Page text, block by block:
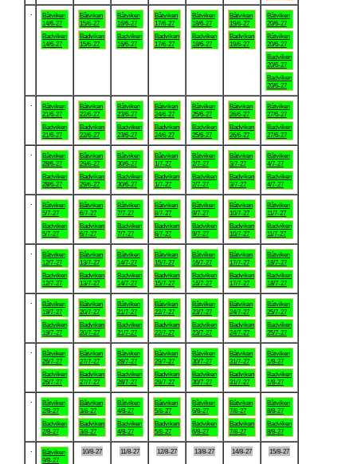
Båtviken
14/6-27
Badviken
14/6-27
Båtviken
15/6-27
Badviken
15/6-27
Båtviken
16/6-27
Badviken
16/6-27
Båtviken
17/6-27
Badviken
17/6-27
Båtviken
18/6-27
Badviken
18/6-27
Båtviken
19/6-27
Badviken
19/6-27
Båtviken
20/6-27
Båtviken
20/6-27
Badviken
20/6-27
Badviken
20/6-27
Båtviken
21/6-27
Badviken
21/6-27
Båtviken
22/6-27
Badviken
22/6-27
Båtviken
23/6-27
Badviken
23/6-27
Båtviken
24/6-27
Badviken
24/6-27
Båtviken
25/6-27
Badviken
25/6-27
Båtviken
26/6-27
Badviken
26/6-27
Båtviken
27/6-27
Badviken
27/6-27
Båtviken
28/6-27
Badviken
28/6-27
Båtviken
29/6-27
Badviken
29/6-27
Båtviken
30/6-27
Badviken
30/6-27
Båtviken
1/7-27
Badviken
1/7-27
Båtviken
2/7-27
Badviken
2/7-27
Båtviken
3/7-27
Badviken
3/7-27
Båtviken
4/7-27
Badviken
4/7-27
Båtviken
5/7-27
Badviken
5/7-27
Båtviken
6/7-27
Badviken
6/7-27
Båtviken
7/7-27
Badviken
7/7-27
Båtviken
8/7-27
Badviken
8/7-27
Båtviken
9/7-27
Badviken
9/7-27
Båtviken
10/7-27
Badviken
10/7-27
Båtviken
11/7-27
Badviken
11/7-27
Båtviken
12/7-27
Badviken
12/7-27
Båtviken
13/7-27
Badviken
13/7-27
Båtviken
14/7-27
Badviken
14/7-27
Båtviken
15/7-27
Badviken
15/7-27
Båtviken
16/7-27
Badviken
16/7-27
Båtviken
17/7-27
Badviken
17/7-27
Båtviken
18/7-27
Badviken
18/7-27
Båtviken
19/7-27
Badviken
19/7-27
Båtviken
20/7-27
Badviken
20/7-27
Båtviken
21/7-27
Badviken
21/7-27
Båtviken
22/7-27
Badviken
22/7-27
Båtviken
23/7-27
Badviken
23/7-27
Båtviken
24/7-27
Badviken
24/7-27
Båtviken
25/7-27
Badviken
25/7-27
Båtviken
26/7-27
Badviken
26/7-27
Båtviken
27/7-27
Badviken
27/7-27
Båtviken
28/7-27
Badviken
28/7-27
Båtviken
29/7-27
Badviken
29/7-27
Båtviken
30/7-27
Badviken
30/7-27
Båtviken
31/7-27
Badviken
31/7-27
Båtviken
1/8-27
Badviken
1/8-27
Båtviken
2/8-27
Badviken
2/8-27
Båtviken
3/8-27
Badviken
3/8-27
Båtviken
4/8-27
Badviken
4/8-27
Båtviken
5/8-27
Badviken
5/8-27
Båtviken
6/8-27
Badviken
6/8-27
Båtviken
7/8-27
Badviken
7/8-27
Båtviken
8/8-27
Badviken
8/8-27
Båtviken
9/8-27
10/8-27 11/8-27 12/8-27 13/8-27 14/8-27 15/8-27